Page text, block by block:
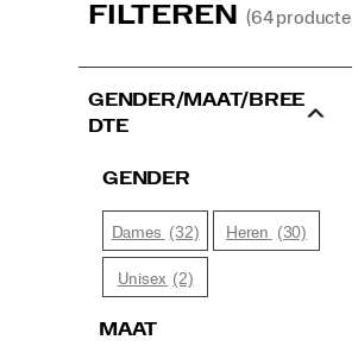
FILTEREN (64 producten)
GENDER/MAAT/BREE
DTE
GENDER
Dames (32) Heren (30)
Unisex (2)
MAAT